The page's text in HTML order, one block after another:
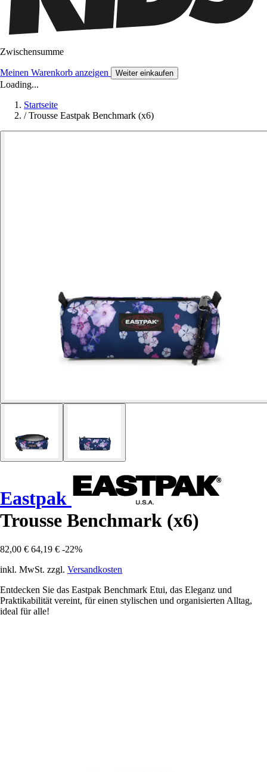
Zwischensumme
Meinen Warenkorb anzeigen Weiter einkaufen
Loading...
Startseite
/ Trousse Eastpak Benchmark (x6)
Eastpak
Trousse Benchmark (x6)
82,00 € 64,19 € -22%
inkl. MwSt. zzgl. Versandkosten
Entdecken Sie das Eastpak Benchmark Etui, das Eleganz und
Praktikabilität vereint, für einen stylischen und organisierten Alltag,
ideal für alle!